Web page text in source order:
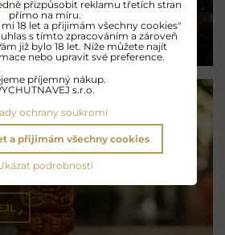
rumu
přizpůsobit reklamu třetích stran
přímo na míru.
18 let a přijimám všechny cookies"
s tímto zpracováním a zároveň
již bylo 18 let. Níže můžete najít
nebo upravit své preference.
příjemný nákup.
s.r.o.
ochrany soukromí
podrobnosti
a přijimám všechny cookies